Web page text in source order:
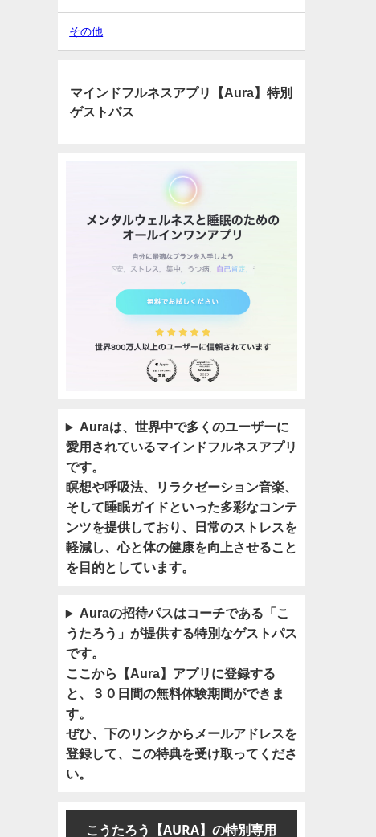
その他
マインドフルネスアプリ【Aura】特別
ゲストパス
Auraは、世界中で多くのユーザーに
愛用されているマインドフルネスアプリ
です。
瞑想や呼吸法、リラクゼーション音楽、
そして睡眠ガイドといった多彩なコンテ
ンツを提供しており、日常のストレスを
軽減し、心と体の健康を向上させること
を目的としています。
Auraの招待パスはコーチである「こ
うたろう」が提供する特別なゲストパス
です。
ここから【Aura】アプリに登録する
と、３０日間の無料体験期間ができま
す。
ぜひ、下のリンクからメールアドレスを
登録して、この特典を受け取ってくださ
い。
こうたろう【AURA】の特別専用